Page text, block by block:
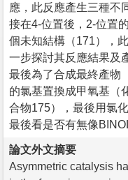
應，此反應產生三種不
接在4-位置後，2-位置
個未知結構（171），
一步探討其反應結果及
最後為了合成最終產物
的氯基置換成甲氧基（
合物175），最後用氯
最後看是否有無像
論文外文摘要
Asymmetric catalysis